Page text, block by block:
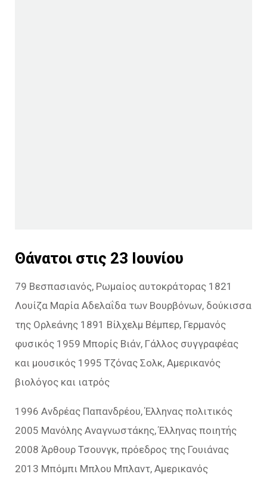
Θάνατοι στις 23 Ιουνίου
79 Βεσπασιανός, Ρωμαίος αυτοκράτορας 1821
Λουίζα Μαρία Αδελαΐδα των Βουρβόνων, δούκισσα
της Ορλεάνης 1891 Βίλχελμ Βέμπερ, Γερμανός
φυσικός 1959 Μπορίς Βιάν, Γάλλος συγγραφέας
και μουσικός 1995 Τζόνας Σολκ, Αμερικανός
βιολόγος και ιατρός
1996 Ανδρέας Παπανδρέου, Έλληνας πολιτικός
2005 Μανόλης Αναγνωστάκης, Έλληνας ποιητής
2008 Άρθουρ Τσουνγκ, πρόεδρος της Γουιάνας
2013 Μπόμπι Μπλου Μπλαντ, Αμερικανός